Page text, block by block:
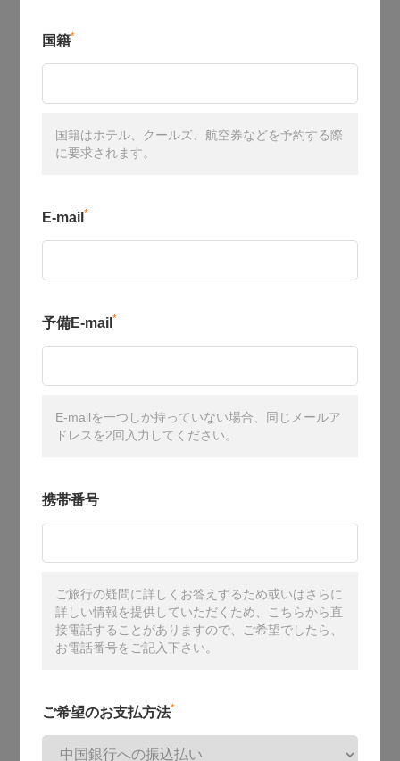
国籍*
国籍はホテル、クールズ、航空券などを予約する際
に要求されます。
E-mail *
予備E-mail *
E-mailを一つしか持っていない場合、同じメールア
ドレスを2回入力してください。
携帯番号
ご旅行の疑問に詳しくお答えするため或いはさらに
詳しい情報を提供していただくため、こちらから直
接電話することがありますので、ご希望でしたら、
お電話番号をご記入下さい。
ご希望のお支払方法*